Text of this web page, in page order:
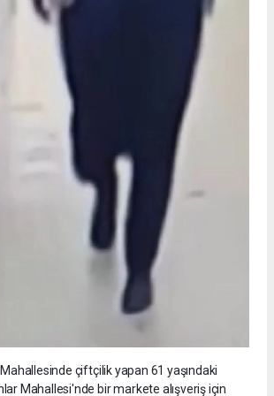
çiftçilik yapan 61 yaşındaki
Mahallesi'nde bir markete alışveriş için